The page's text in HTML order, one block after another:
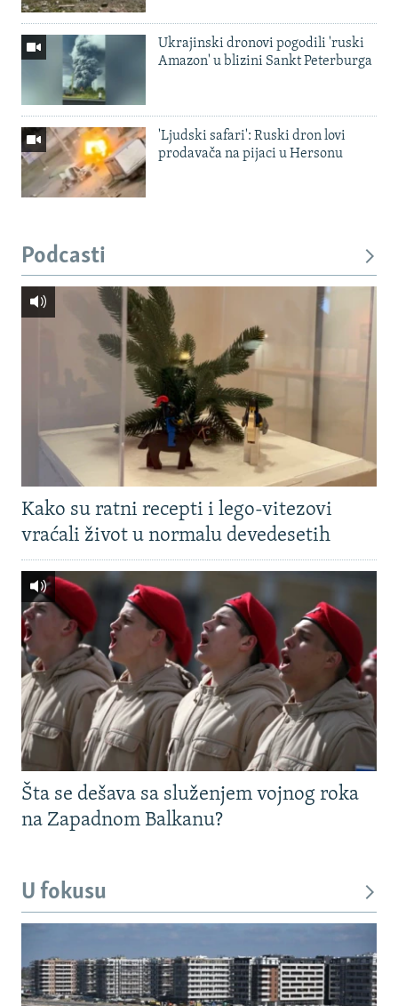
Ukrajinski dronovi pogodili 'ruski
Amazon' u blizini Sankt Peterburga
'Ljudski safari': Ruski dron lovi
prodavača na pijaci u Hersonu
Podcasti
Kako su ratni recepti i lego-vitezovi
vraćali život u normalu devedesetih
Šta se dešava sa služenjem vojnog roka
na Zapadnom Balkanu?
U fokusu